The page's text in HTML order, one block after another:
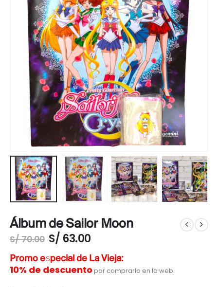
Álbum de Sailor Moon
S/70.00 S/ 63.00
Promo especial de La Vieja:
10% de descuento por comprarlo en la web.